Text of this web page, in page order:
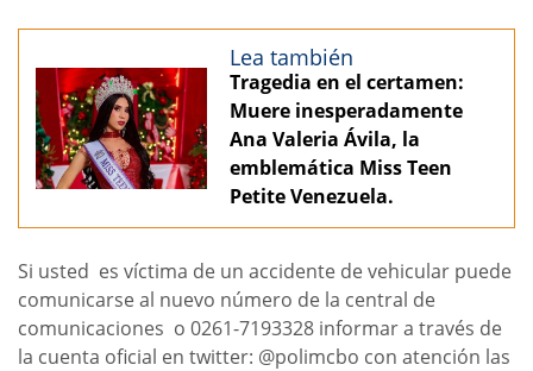
Lea también
Tragedia en el certamen:
Muere inesperadamente
Ana Valeria Ávila, la
emblemática Miss Teen
Petite Venezuela.
Si usted es víctima de un accidente de vehicular puede
comunicarse al nuevo número de la central de
comunicaciones o 0261-7193328 informar a través de
la cuenta oficial en twitter: @polimcbo con atención las